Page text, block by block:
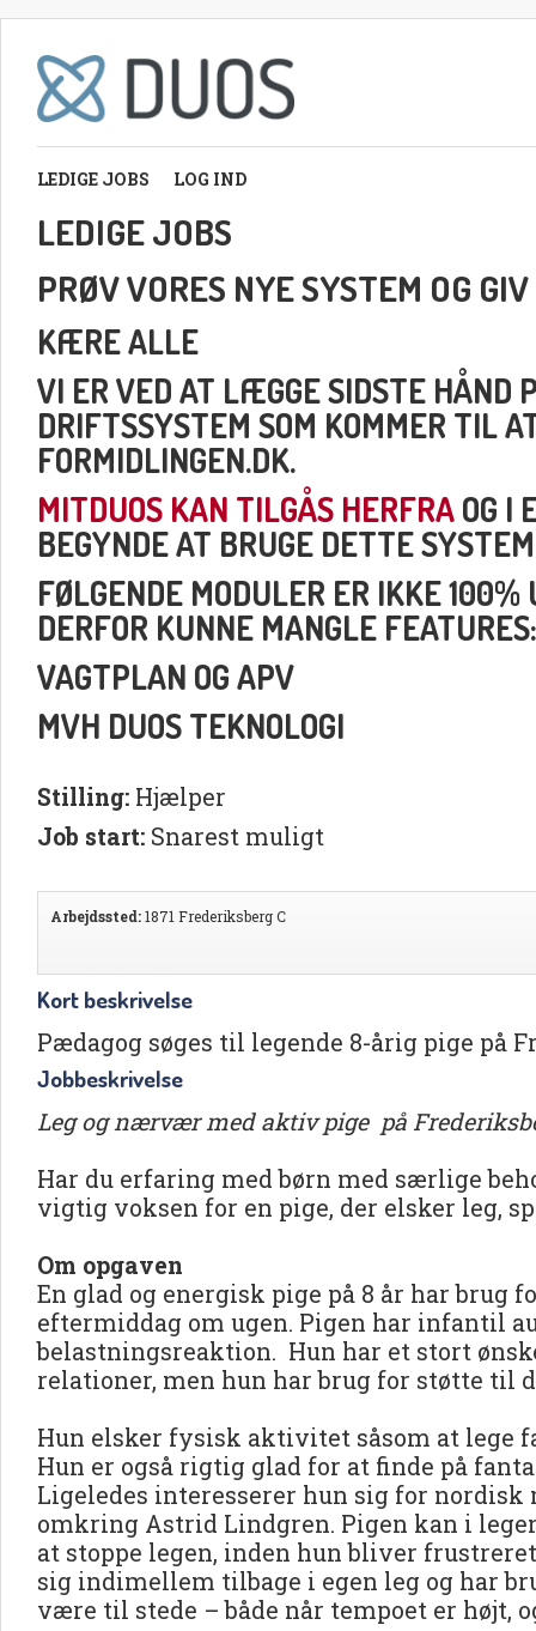
LEDIGE JOBS LOG IND
LEDIGE JOBS
PRØV VORES NYE SYSTEM OG
KÆRE ALLE
VI ER VED AT LÆGGE SIDSTE HÅND
DRIFTSSYSTEM SOM KOMMER TIL
FORMIDLINGEN.DK.
MITDUOS KAN TILGÅS HERFRAOG I
BEGYNDE AT BRUGE DETTE
FØLGENDE MODULER ER IKKE 100%
DERFOR KUNNE MANGLE FEATURES:
VAGTPLAN OG APV
MVH DUOS TEKNOLOGI
Stilling: Hjælper
Job start: Snarest muligt
Arbejdssted:1871 Frederiksberg C
Kort beskrivelse
Pædagog søges til legende 8-årig pige på
Jobbeskrivelse
Leg og nærvær med aktiv pige på
Har du erfaring med børn med særlige
vigtig voksen for en pige, der elsker leg,
Om opgaven
En glad og energisk pige på 8 år har brug
eftermiddag om ugen. Pigen har infantil
belastningsreaktion. Hun har et stort
relationer, men hun har brug for støtte til
Hun elsker fysisk aktivitet såsom at lege
Hun er også rigtig glad for at finde på
Ligeledes interesserer hun sig for
omkring Astrid Lindgren. Pigen kan i
at stoppe legen, inden hun bliver
sig indimellem tilbage i egen leg og har
være til stede – både når tempoet er højt,